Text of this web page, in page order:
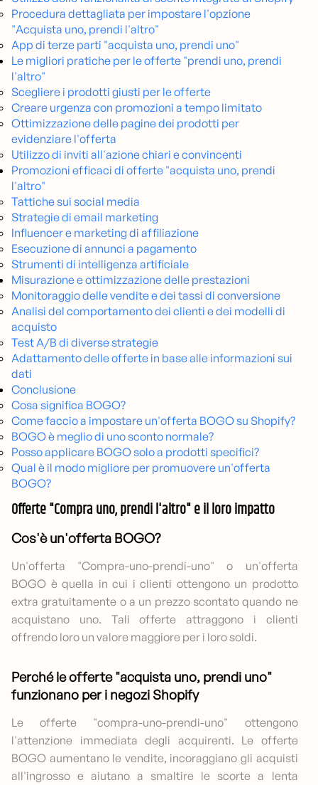
Procedura dettagliata per impostare l'opzione
"Acquista uno, prendi l'altro"
App di terze parti "acquista uno, prendi uno"
Le migliori pratiche per le offerte "prendi uno, prendi
l'altro"
Scegliere i prodotti giusti per le offerte
Creare urgenza con promozioni a tempo limitato
Ottimizzazione delle pagine dei prodotti per
evidenziare l'offerta
Utilizzo di inviti all'azione chiari e convincenti
Promozioni efficaci di offerte "acquista uno, prendi
l'altro"
Tattiche sui social media
Strategie di email marketing
Influencer e marketing di affiliazione
Esecuzione di annunci a pagamento
Strumenti di intelligenza artificiale
Misurazione e ottimizzazione delle prestazioni
Monitoraggio delle vendite e dei tassi di conversione
Analisi del comportamento dei clienti e dei modelli di
acquisto
Test A/B di diverse strategie
Adattamento delle offerte in base alle informazioni sui
dati
Conclusione
Cosa significa BOGO?
Come faccio a impostare un'offerta BOGO su Shopify?
BOGO è meglio di uno sconto normale?
Posso applicare BOGO solo a prodotti specifici?
Qual è il modo migliore per promuovere un'offerta
BOGO?
Offerte "Compra uno, prendi l'altro" e il loro impatto
Cos'è un'offerta BOGO?
Un'offerta "Compra-uno-prendi-uno" o un'offerta
BOGO è quella in cui i clienti ottengono un prodotto
extra gratuitamente o a un prezzo scontato quando ne
acquistano uno. Tali offerte attraggono i clienti
offrendo loro un valore maggiore per i loro soldi.
Perché le offerte "acquista uno, prendi uno"
funzionano per i negozi Shopify
Le offerte "compra-uno-prendi-uno" ottengono
l'attenzione immediata degli acquirenti. Le offerte
BOGO aumentano le vendite, incoraggiano gli acquisti
all'ingrosso e aiutano a smaltire le scorte a lenta